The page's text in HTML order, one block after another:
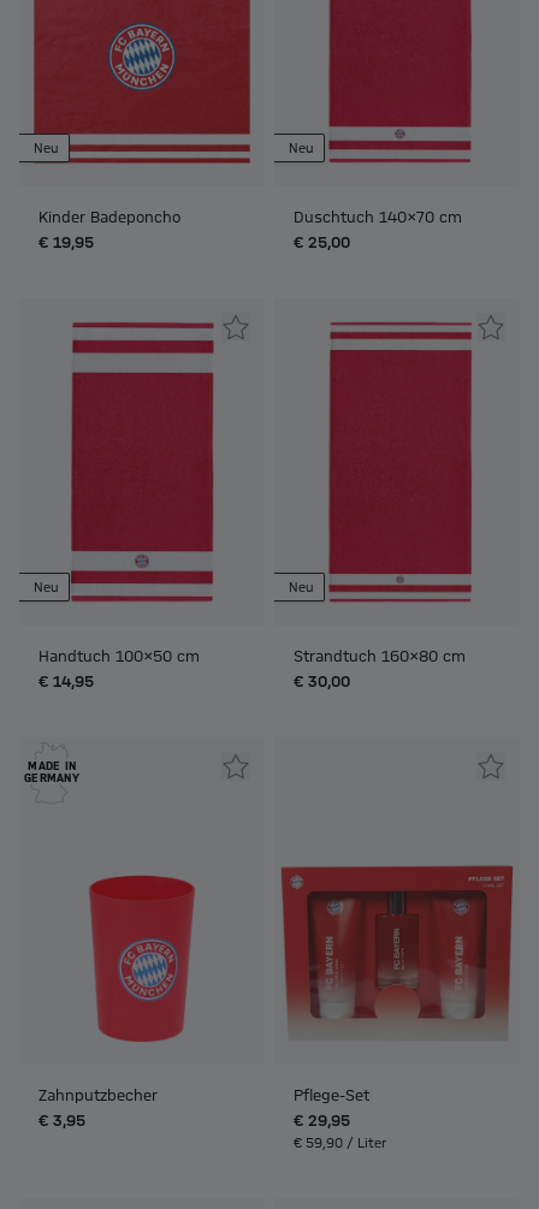
Neu
Kinder Badeponcho
€ 19,95
Neu
Duschtuch 140x70 cm
€ 25,00
Neu
Handtuch 100x50 cm
€ 14,95
Neu
Strandtuch 160x80 cm
€ 30,00
MADE IN
GERMANY
Zahnputzbecher
€ 3,95
Pflege-Set
€ 29,95
€ 59,90 / Liter